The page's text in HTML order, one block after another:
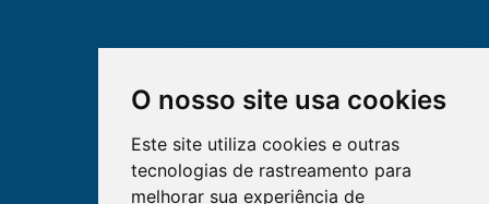
O nosso site usa cookies
Este site utiliza cookies e outras
tecnologias de rastreamento para
melhorar sua experiência de